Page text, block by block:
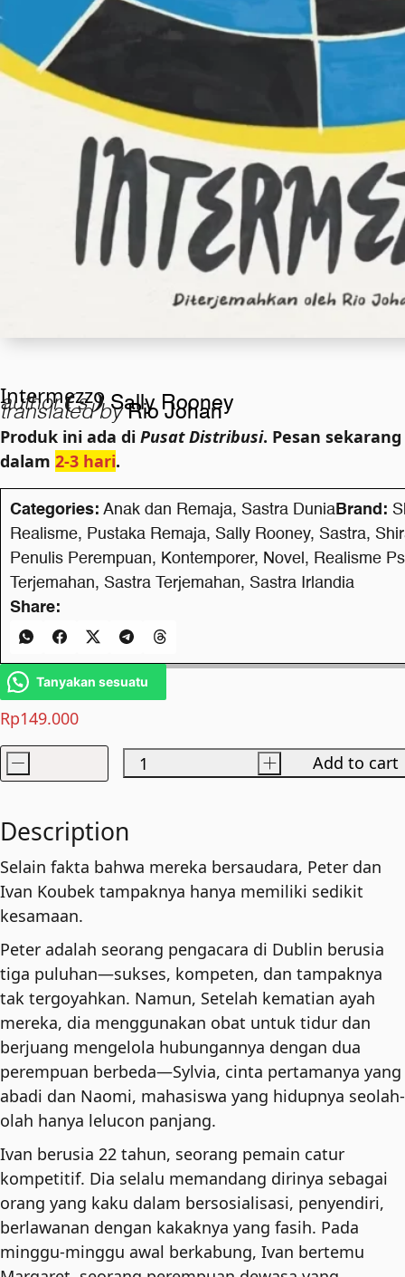
Intermezzo
author❨s❩ Sally Rooney
translated by Rio Johan
Rp149.000
Produk ini ada di Pusat Distribusi. Pesan
dalam 2-3 hari.
Intermezzo
- + Add to cart
Categories: Anak dan Remaja, Sastra Dunia Brand:
Realisme, Pustaka Remaja, Sally Rooney, Sastra,
Penulis Perempuan, Kontemporer, Novel , Realisme
Terjemahan, Sastra Terjemahan, Sastra Irlandia
Share:
Tanyakan sesuatu
Description
Selain fakta bahwa mereka bersaudara, Peter dan
Ivan Koubek tampaknya hanya memiliki sedikit
kesamaan.
Peter adalah seorang pengacara di Dublin berusia
tiga puluhan—sukses, kompeten, dan tampaknya
tak tergoyahkan. Namun, Setelah kematian ayah
mereka, dia menggunakan obat untuk tidur dan
berjuang mengelola hubungannya dengan dua
perempuan berbeda—Sylvia, cinta pertamanya yang
abadi dan Naomi, mahasiswa yang hidupnya seolah-
olah hanya lelucon panjang.
Ivan berusia 22 tahun, seorang pemain catur
kompetitif. Dia selalu memandang dirinya sebagai
orang yang kaku dalam bersosialisasi, penyendiri,
berlawanan dengan kakaknya yang fasih. Pada
minggu-minggu awal berkabung, Ivan bertemu